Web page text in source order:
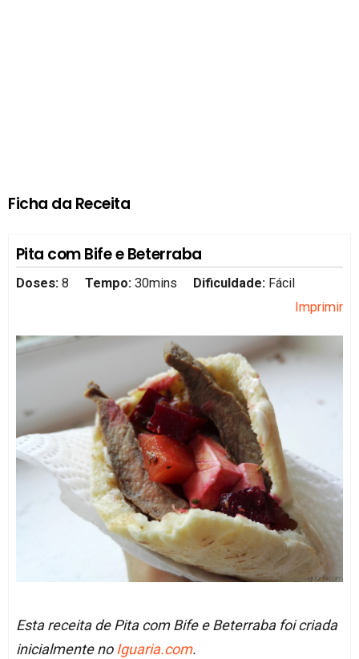
Ficha da Receita
Pita com Bife e Beterraba
Doses: 8 Tempo: 30mins Dificuldade: Fácil
Imprimir
Esta receita de Pita com Bife e Beterraba foi criada
inicialmente no Iguaria.com.